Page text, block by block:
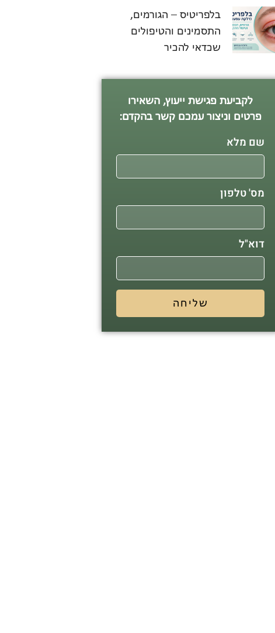
בלפריטיס – הגורמים,
התסמינים והטיפולים
שכדאי להכיר
לקביעת פגישת ייעוץ, השאירו
פרטים וניצור עמכם קשר בהקדם:
שם מלא
מס' טלפון
דוא"ל
שליחה